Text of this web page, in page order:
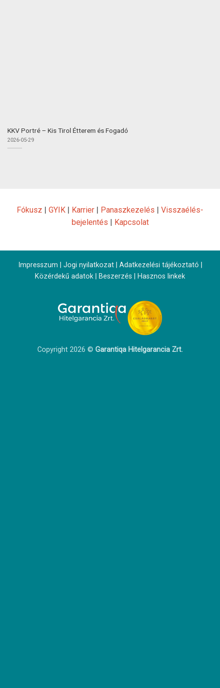
KKV Portré – Kis Tirol Étterem és Fogadó
2026-05-29
Fókusz GYIK Karrier Panaszkezelés
Visszaélés-
bejelentés
Kapcsolat
Impresszum Jogi nyilatkozat| Adatkezelési tájékoztató
Közérdekű adatok
Beszerzés Hasznos linkek
Copyright 2026 © Garantiqa Hitelgarancia Zrt.